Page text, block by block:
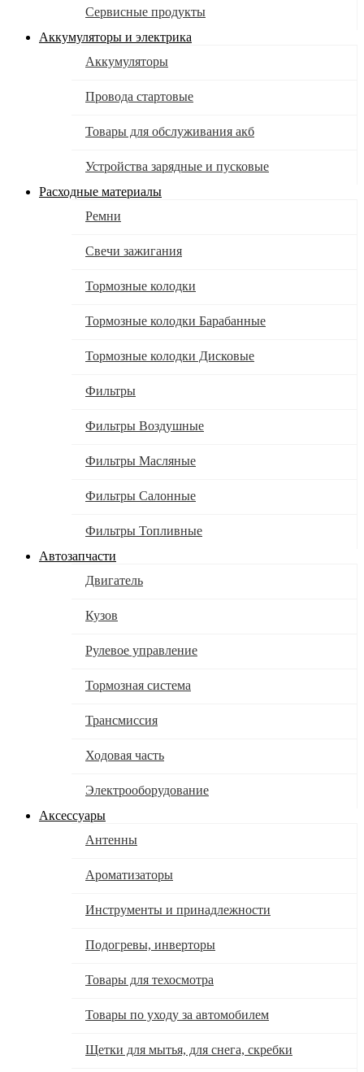
Сервисные продукты
Аккумуляторы и электрика
Аккумуляторы
Провода стартовые
Товары для обслуживания акб
Устройства зарядные и пусковые
Расходные материалы
Ремни
Свечи зажигания
Тормозные колодки
Тормозные колодки Барабанные
Тормозные колодки Дисковые
Фильтры
Фильтры Воздушные
Фильтры Масляные
Фильтры Салонные
Фильтры Топливные
Автозапчасти
Двигатель
Кузов
Рулевое управление
Тормозная система
Трансмиссия
Ходовая часть
Электрооборудование
Аксессуары
Антенны
Ароматизаторы
Инструменты и принадлежности
Подогревы, инверторы
Товары для техосмотра
Товары по уходу за автомобилем
Щетки для мытья, для снега, скребки